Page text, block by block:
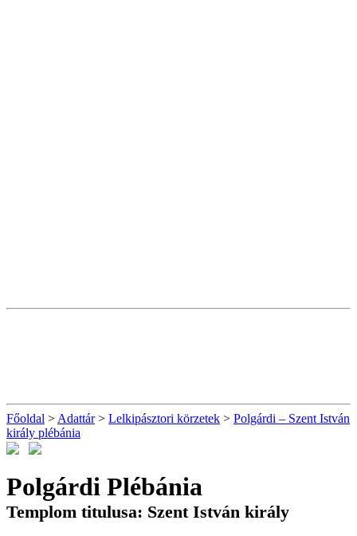
Főoldal > Adattár> Lelkipásztori körzetek > Polgárdi – Szent István
király plébánia
Polgárdi Plébánia
Templom titulusa: Szent István király